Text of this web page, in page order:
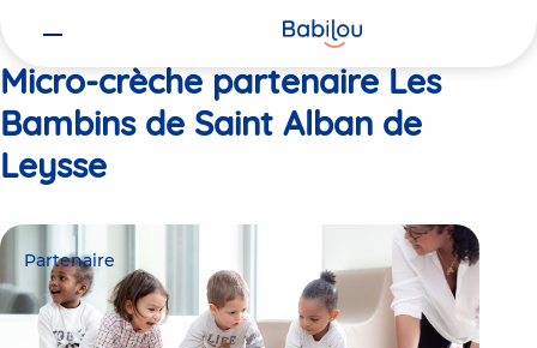
Micro-crèche partenaire Les
Bambins de Saint Alban de
Leysse
Partenaire